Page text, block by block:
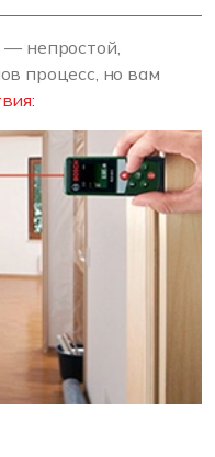
— непростой,
процесс, но вам